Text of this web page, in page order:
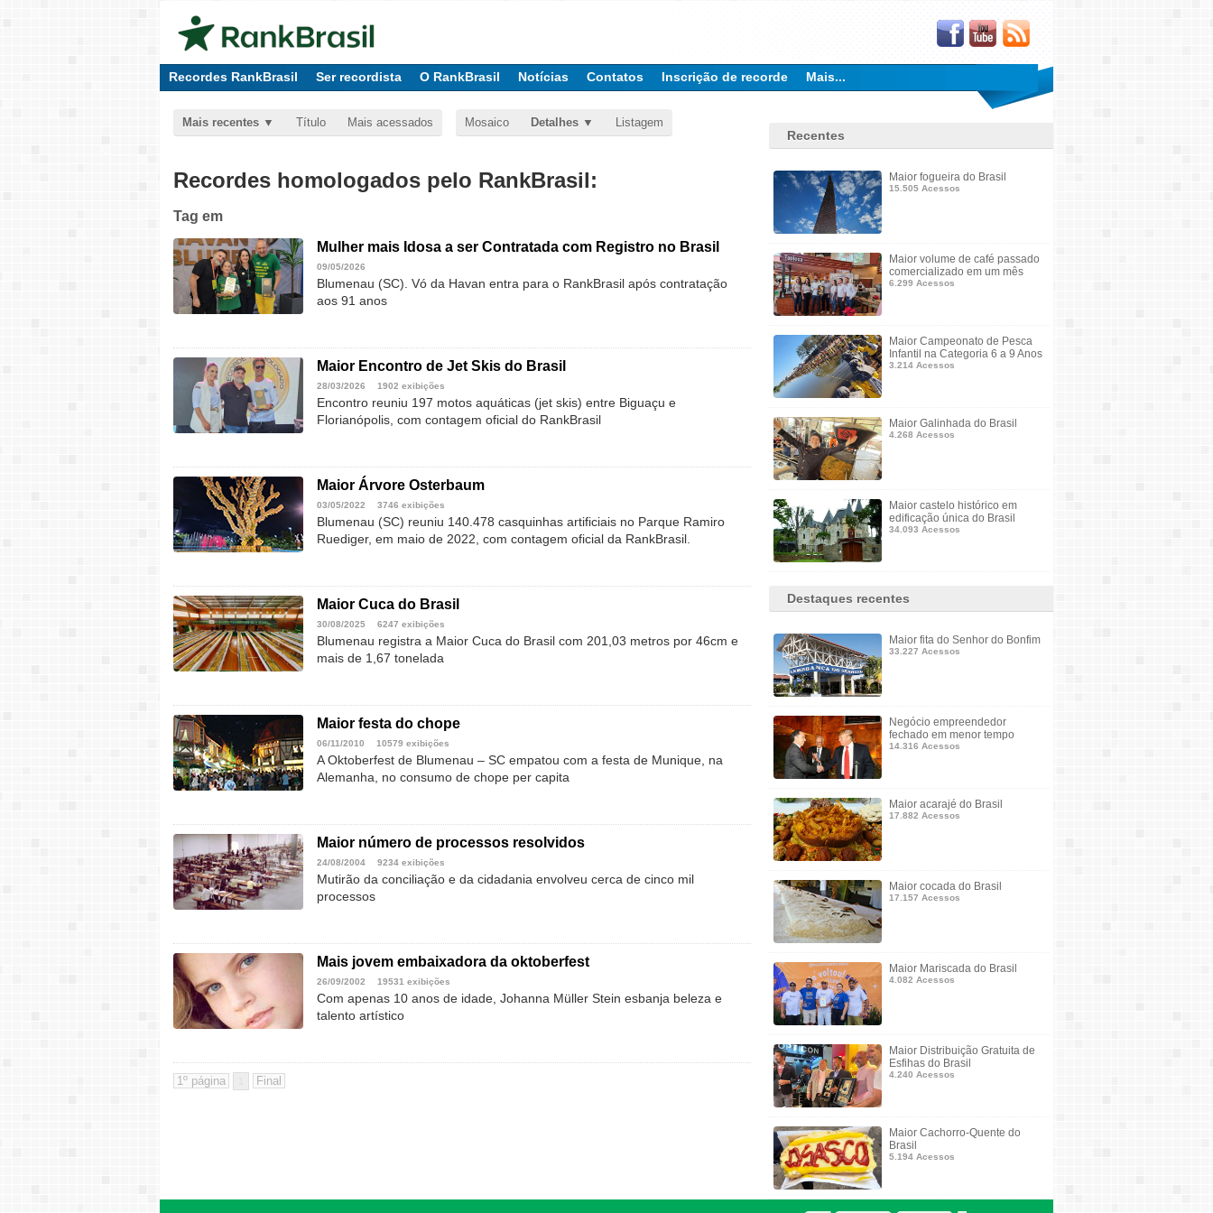
Recordes RankBrasil Ser recordista O RankBrasil Notícias Contatos Inscrição de recorde Mais...
Mais recentes Título Mais acessados Mosaico Detalhes Listagem
Recordes homologados pelo RankBrasil:
Tag em
Mulher mais Idosa a ser Contratada com Registro no Brasil
09/05/2026
Blumenau (SC). Vó da Havan entra para o RankBrasil após contratação
aos 91 anos
Maior Encontro de Jet Skis do Brasil
28/03/2026 1902 exibições
Encontro reuniu 197 motos aquáticas (jet skis) entre Biguaçu e
Florianópolis, com contagem oficial do RankBrasil
Maior Árvore Osterbaum
03/05/2022 3746 exibições
Blumenau (SC) reuniu 140.478 casquinhas artificiais no Parque Ramiro
Ruediger, em maio de 2022, com contagem oficial da RankBrasil.
Maior Cuca do Brasil
30/08/2025 6247 exibições
Blumenau registra a Maior Cuca do Brasil com 201,03 metros por 46cm e
mais de 1,67 tonelada
Maior festa do chope
06/11/2010 10579 exibições
A Oktoberfest de Blumenau – SC empatou com a festa de Munique, na
Alemanha, no consumo de chope per capita
Maior número de processos resolvidos
24/08/2004 9234 exibições
Mutirão da conciliação e da cidadania envolveu cerca de cinco mil
processos
Mais jovem embaixadora da oktoberfest
26/09/2002 19531 exibições
Com apenas 10 anos de idade, Johanna Müller Stein esbanja beleza e
talento artístico
Recentes
Maior fogueira do Brasil
15.505 Acessos
Maior volume de café passado
comercializado em um mês
6.299 Acessos
Maior Campeonato de Pesca
Infantil na Categoria 6 a 9 Anos
3.214 Acessos
Maior Galinhada do Brasil
4.268 Acessos
Maior castelo histórico em
edificação única do Brasil
34.093 Acessos
Destaques recentes
Maior fita do Senhor do Bonfim
33.227 Acessos
Negócio empreendedor
fechado em menor tempo
14.316 Acessos
Maior acarajé do Brasil
17.882 Acessos
Maior cocada do Brasil
17.157 Acessos
Maior Mariscada do Brasil
4.082 Acessos
Maior Distribuição Gratuita de
Esfihas do Brasil
4.240 Acessos
Maior Cachorro-Quente do
Brasil
5.194 Acessos